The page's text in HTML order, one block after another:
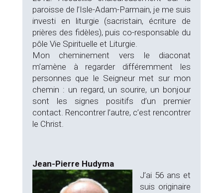
paroisse de l’Isle-Adam-Parmain, je me suis
investi en liturgie (sacristain, écriture de
prières des fidèles), puis co-responsable du
pôle Vie Spirituelle et Liturgie.
Mon cheminement vers le diaconat
m’amène à regarder différemment les
personnes que le Seigneur met sur mon
chemin : un regard, un sourire, un bonjour
sont les signes positifs d’un premier
contact. Rencontrer l’autre, c’est rencontrer
le Christ.
Jean-Pierre Hudyma
J’ai 56 ans et
suis originaire